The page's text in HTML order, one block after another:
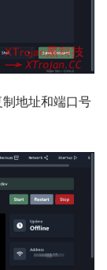
地址和端口号